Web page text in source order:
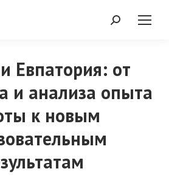
Поиск:
Евпатория: от
и анализа опыта
к новым
Вы здесь: